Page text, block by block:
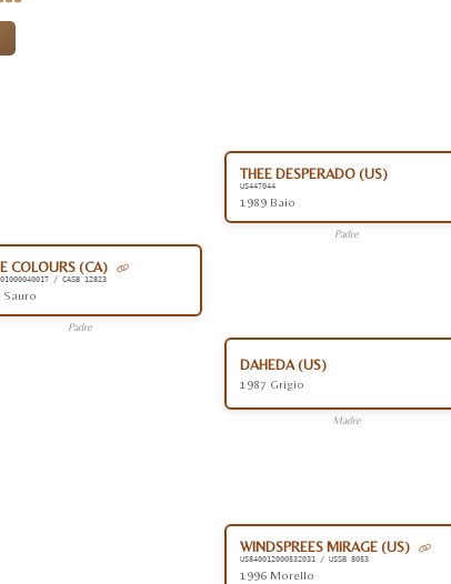
COLOURS (CA)
/ CASB 12823
Sauro
Padre
THEE DESPERADO (US)
US447044
1989 Baio
Padre
DAHEDA (US)
1987 Grigio
Madre
WINDSPREES MIRAGE (US)
US840012000532031 / USSB 8053
1996 Morello